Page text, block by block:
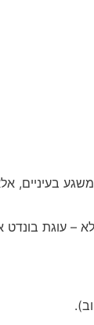
בעיניים,
אם לא – עוגת